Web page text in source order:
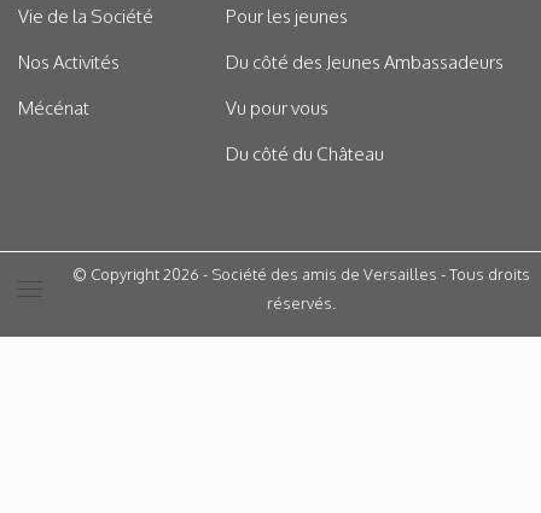
Vie de la Société
Nos Activités
Mécénat
Pour les jeunes
Du côté des Jeunes Ambassadeurs
Vu pour vous
Du côté du Château
© Copyright 2026 - Société des amis de Versailles - Tous droits
réservés.